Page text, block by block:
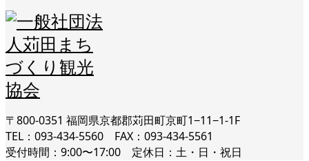
〒800-0351 福岡県京都郡苅田町京町1−11−1-1F
TEL：093-434-5560 FAX：093-434-5561
受付時間：9:00〜17:00 定休日：土・日・祝日